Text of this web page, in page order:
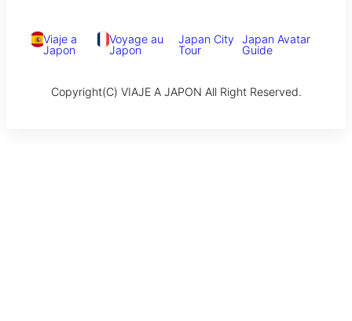
Viaje a
Japon
Voyage au
Japon
Japan City
Tour
Japan Avatar
Guide
Copyright(C) VIAJE A JAPON All Right Reserved.